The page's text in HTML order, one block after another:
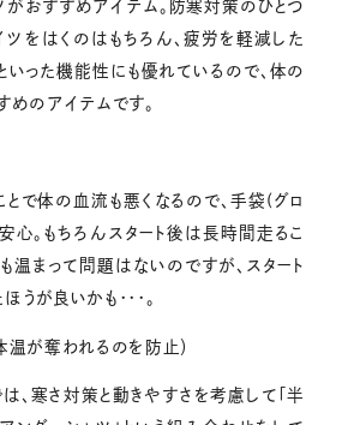
がおすすめアイテム。防寒対策のひとつ
ツをはくのはもちろん、疲労を軽減した
いった機能性にも優れているので、体の
めのアイテムです。
で体の血流も悪くなるので、手袋(グロ
心。もちろんスタート後は長時間走るこ
温まって問題はないのですが、スタート
が良いかも・・・。
温が奪われるのを防止）
、寒さ対策と動きやすさを考慮して「半